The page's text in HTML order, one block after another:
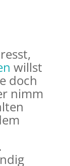
willst
doch
nimm